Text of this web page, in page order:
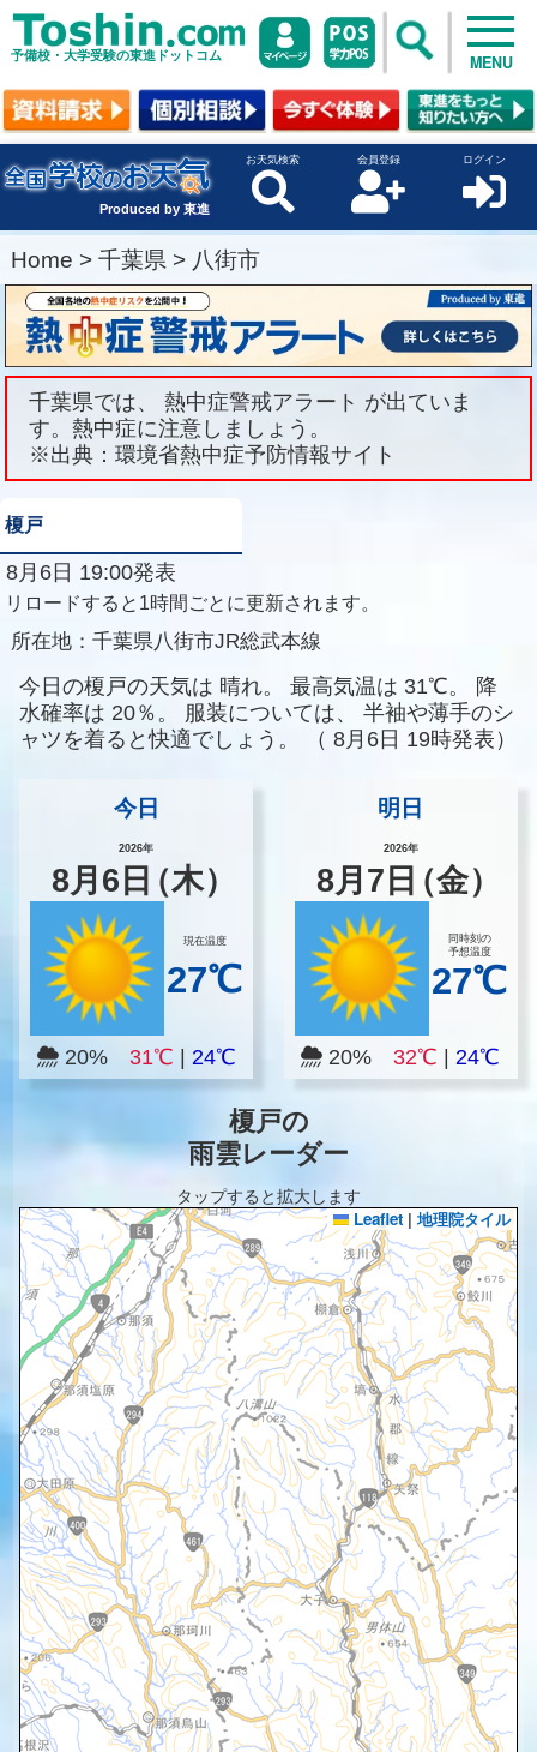
予備校・大学受験の東進ドットコム MENU
Produced by 東進
お天気検索 会員登録 ログイン
Home > 千葉県 > 八街市
千葉県では、 熱中症警戒アラート が出ていま
す。熱中症に注意しましょう。
※出典：環境省熱中症予防情報サイト
榎戸
8月6日 19:00発表
リロードすると1時間ごとに更新されます。
所在地： 千葉県八街市JR総武本線
今日の榎戸の天気は 晴れ。 最高気温は 31℃。
降
水確率は 20％。 服装については、
半袖や薄手のシ
ャツを着ると快適でしょう。
（ 8月6日 19時発表）
今日
2026年
8月 6 日（木）
現在温度
27℃
20% 31℃ 24℃
明日
2026年
8月 7 日（金）
同時刻の
予想温度
27℃
20% 32℃ |24℃
榎戸の
雨雲レーダー
タップすると拡大します
Leaflet | 地理院タイル